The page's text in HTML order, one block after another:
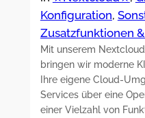
Konfiguration,
Zusatzfunktionen
Mit unserem
bringen wir moderne
Ihre eigene Cloud-
Services über eine
einer Vielzahl von